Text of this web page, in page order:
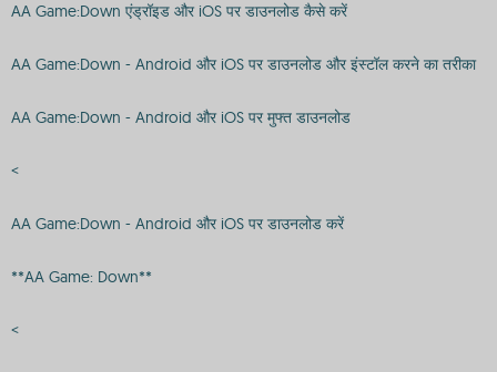
AA Game:Down एंड्रॉइड और iOS पर डाउनलोड कैसे करें
AA Game:Down - Android और iOS पर डाउनलोड और इंस्टॉल करने का तरीका
AA Game:Down - Android और iOS पर मुफ्त डाउनलोड
<
AA Game:Down - Android और iOS पर डाउनलोड करें
**AA Game: Down**
<